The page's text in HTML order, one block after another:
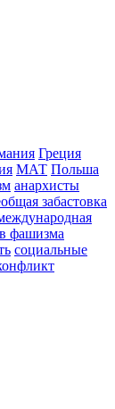
Греция
МАТ Польша
анархисты
забастовка
фашизма
социальные